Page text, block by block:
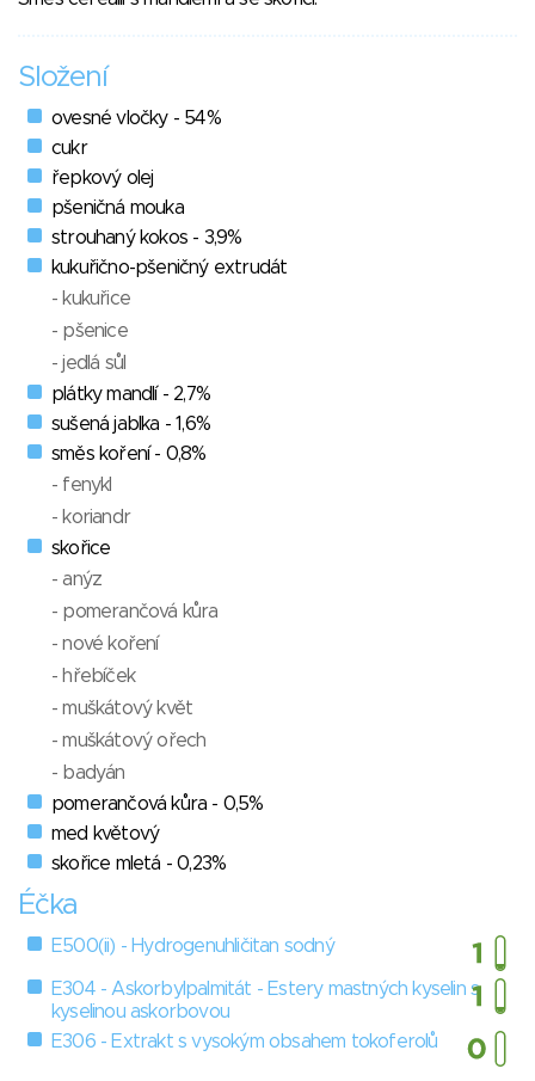
Složení
ovesné vločky - 54%
cukr
řepkový olej
pšeničná mouka
strouhaný kokos - 3,9%
kukuřično-pšeničný extrudát
- kukuřice
- pšenice
- jedlá sůl
plátky mandlí - 2,7%
sušená jablka - 1,6%
směs koření - 0,8%
- fenykl
- koriandr
skořice
- anýz
- pomerančová kůra
- nové koření
- hřebíček
- muškátový květ
- muškátový ořech
- badyán
pomerančová kůra - 0,5%
med květový
skořice mletá - 0,23%
Éčka
E500(ii) - Hydrogenuhličitan sodný
E304 - Askorbylpalmitát - Estery mastných kyselin s
kyselinou askorbovou
E306 - Extrakt s vysokým obsahem tokoferolů